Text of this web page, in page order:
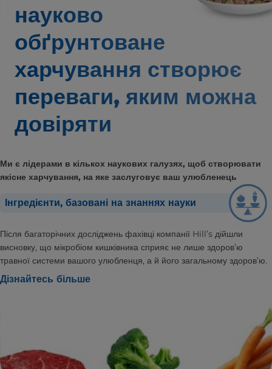
науково
обґрунтоване
харчування створює
переваги, яким можна
довіряти
Ми є лідерами в кількох наукових галузях, щоб створювати
якісне харчування, на яке заслуговує ваш улюбленець
Інгредієнти, базовані на знаннях науки
Після багаторічних досліджень фахівці компанії Hill’s дійшли
висновку, що мікробіом кишківника сприяє не лише здоров’ю
травної системи вашого улюбленця, а й його загальному здоров’ю.
Дізнайтесь більше